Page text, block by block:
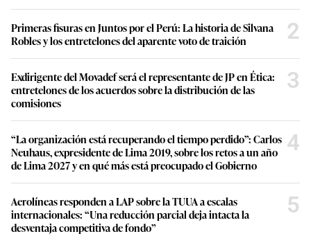
Primeras fisuras en Juntos por el Perú: La historia de Silvana
Robles y los entretelones del aparente voto de traición
2
Exdirigente del Movadef será el representante de JP en Ética:
entretelones de los acuerdos sobre la distribución de las
comisiones
3
“La organización está recuperando el tiempo perdido”: Carlos
Neuhaus, expresidente de Lima 2019, sobre los retos a un año
de Lima 2027 y en qué más está preocupado el Gobierno
4
Aerolíneas responden a LAP sobre la TUUA a escalas
internacionales: “Una reducción parcial deja intacta la
desventaja competitiva de fondo”
5